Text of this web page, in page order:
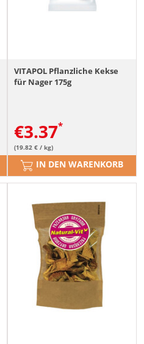
VITAPOL Pflanzliche Kekse
für Nager 175g
€3.37
(19.82 € / kg)
IN DEN WARENKORB